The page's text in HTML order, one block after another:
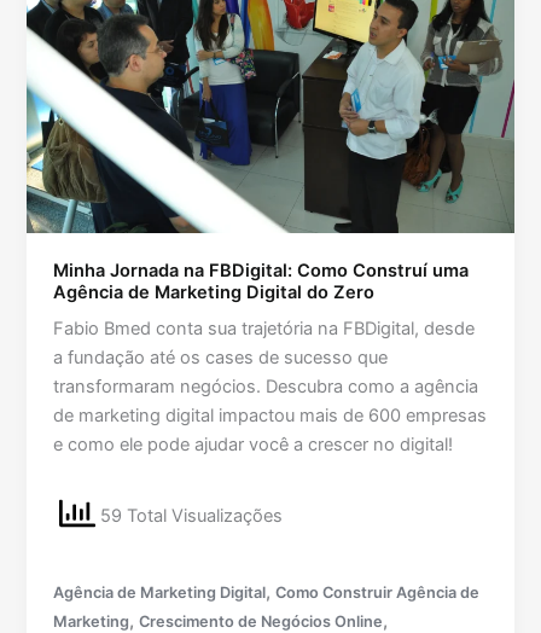
Minha Jornada na FBDigital: Como Construí uma
Agência de Marketing Digital do Zero
Fabio Bmed conta sua trajetória na FBDigital, desde
a fundação até os cases de sucesso que
transformaram negócios. Descubra como a agência
de marketing digital impactou mais de 600 empresas
e como ele pode ajudar você a crescer no digital!
59 Total Visualizações
Agência de Marketing Digital,Como Construir Agência de
Marketing,Crescimento de Negócios Online,